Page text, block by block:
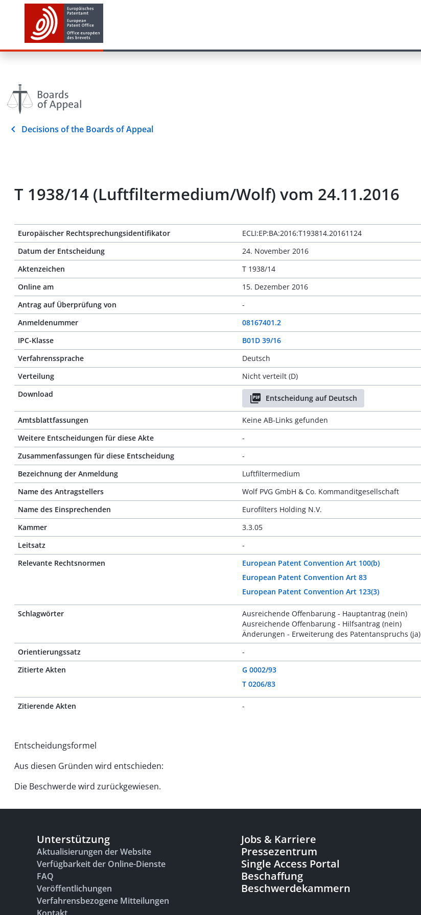
Decisions of the Boards of Appeal
T 1938/14 (Luftfiltermedium/Wolf) vom 24.11.2016
Europäischer Rechtsprechungsidentifikator
ECLI:EP:BA:2016:T193814.20161124
Datum der Entscheidung
24. November 2016
Aktenzeichen
T 1938/14
Online am
15. Dezember 2016
Antrag auf Überprüfung von
-
Anmeldenummer
08167401.2
IPC-Klasse
B01D 39/16
Verfahrenssprache
Deutsch
Verteilung
Nicht verteilt (D)
Download
Entscheidung auf Deutsch
Amtsblattfassungen
Keine AB-Links gefunden
Weitere Entscheidungen für diese Akte
-
Zusammenfassungen für diese Entscheidung
-
Bezeichnung der Anmeldung
Luftfiltermedium
Name des Antragstellers
Wolf PVG GmbH & Co. Kommanditgesellschaft
Name des Einsprechenden
Eurofilters Holding N.V.
Kammer
3.3.05
Leitsatz
-
Relevante Rechtsnormen
European Patent Convention Art 100(b)
European Patent Convention Art 83
European Patent Convention Art 123(3)
Schlagwörter
Ausreichende Offenbarung - Hauptantrag (nein)
Ausreichende Offenbarung - Hilfsantrag (nein)
Änderungen - Erweiterung des Patentanspruchs (ja)
Orientierungssatz
-
Zitierte Akten
G 0002/93
T 0206/83
Zitierende Akten -
Entscheidungsformel
Aus diesen Gründen wird entschieden:
Die Beschwerde wird zurückgewiesen.
Unterstützung
Aktualisierungen der Website
Verfügbarkeit der Online-Dienste
FAQ
Veröffentlichungen
Verfahrensbezogene Mitteilungen
Jobs & Karriere
Pressezentrum
Single Access Portal
Beschaffung
Beschwerdekammern